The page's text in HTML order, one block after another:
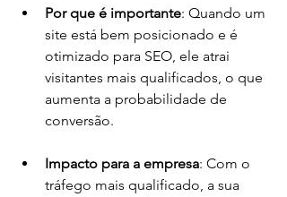
Por que é importante: Quando um
site está bem posicionado e é
otimizado para SEO, ele atrai
visitantes mais qualificados, o que
aumenta a probabilidade de
conversão.
Impacto para a empresa: Com o
tráfego mais qualificado, a sua